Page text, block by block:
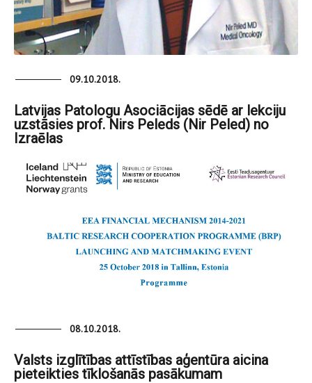
09.10.2018.
Latvijas Patologu Asociācijas sēdē ar lekciju
uzstāsies prof. Nirs Peleds (Nir Peled) no
Izraēlas
08.10.2018.
Valsts izglītības attīstības aģentūra aicina
pieteikties tīklošanās pasākumam